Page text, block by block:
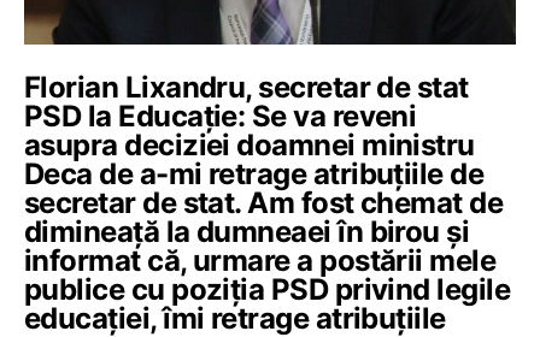
Florian Lixandru, secretar de stat
PSD la Educație: Se va reveni
asupra deciziei doamnei ministru
Deca de a-mi retrage atribuțiile de
secretar de stat. Am fost chemat de
dimineață la dumneaei în birou și
informat că, urmare a postării mele
publice cu poziția PSD privind legile
educației, îmi retrage atribuțiile